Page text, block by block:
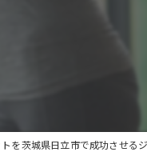
を茨城県日立市で成功させる